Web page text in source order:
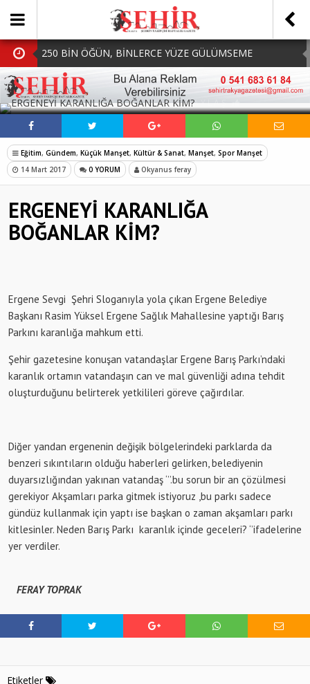
250 BİN ÖĞÜN, BİNLERCE YÜZE GÜLÜMSEME
BAŞKAN MÜGE YILDIZ TOPAK: ‘SOSYAL
BELEDİYECİLİKTE HİÇBİR HEMŞERİMİZİ YALNIZ
BIRAKMIYORUZ!’
MHP Çorlu İlçe Teşkilatında Yeni Dönem Başladı:
Mazbatalar Alındı
Dolu Vurdu, Büyükşehir Üreticiyi Yalnız Bırakmadı
SOFRALARDA BEREKETİ, GÖNÜLLERDE DAYANIŞMAYI
SOSYAL MEDYADA PAYLAŞ
Eğitim, Gündem, Küçük Manşet, Kültür & Sanat, Manşet, Spor Manşet
14 Mart 2017
0 YORUM Okyanus feray
ERGENEYİ KARANLIĞA
BOĞANLAR KİM?
Ergene Sevgi Şehri Sloganıyla yola çıkan Ergene Belediye
Başkanı Rasim Yüksel Ergene Sağlık Mahallesine yaptığı Barış
Parkını karanlığa mahkum etti.
Şehir gazetesine konuşan vatandaşlar Ergene Barış Parkı’ndaki
karanlık ortamın vatandaşın can ve mal güvenliği adına tehdit
oluşturduğunu belirterek yetkilileri göreve çağırdılar.
Diğer yandan ergenenin değişik bölgelerindeki parklarda da
benzeri sıkıntıların olduğu haberleri gelirken, belediyenin
duyarsızlığından yakınan vatandaş ‘’’.bu sorun bir an çözülmesi
gerekiyor Akşamları parka gitmek istiyoruz ,bu parkı sadece
gündüz kullanmak için yaptı ise başkan o zaman akşamları parkı
kitlesinler. Neden Barış Parkı karanlık içinde geceleri? ‘’ifadelerine
yer verdiler.
FERAY TOPRAK
Etiketler